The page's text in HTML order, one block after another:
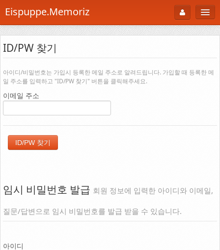
Eispuppe.Memoriz
About
AboutTori
Photo
B Cut
Portfolio
공부방
ID/PW 찾기
아이디/비밀번호는 가입시 등록한 메일 주소로 알려드립니다. 가입할 때 등록한 메
일 주소를 입력하고 "ID/PW 찾기" 버튼을 클릭해주세요.
이메일 주소
임시 비밀번호 발급 회원 정보에 입력한 아이디와 이메일,
질문/답변으로 임시 비밀번호를 발급 받을 수 있습니다.
아이디